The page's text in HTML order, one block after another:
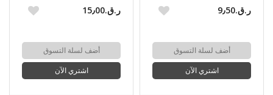
ر.ق.‏9٫50
أضف لسلة التسوق
اشتري الآن
ر.ق.‏15٫00
أضف لسلة التسوق
اشتري الآن